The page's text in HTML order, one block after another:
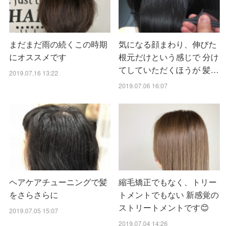
まだまだ雨の続くこの時期
にオススメです
2019.07.16 13:22
気になる顔まわり、伸びた
根元だけという感じで 分け
てしていただくほうが 髪…
2019.07.06 16:07
ヘアケアチューニングで髪
をさらさらに
2019.07.05 15:07
縮毛矯正でもなく、トリー
トメントでもない 新感覚の
ストリートメントです😊
2019.07.04 14:26